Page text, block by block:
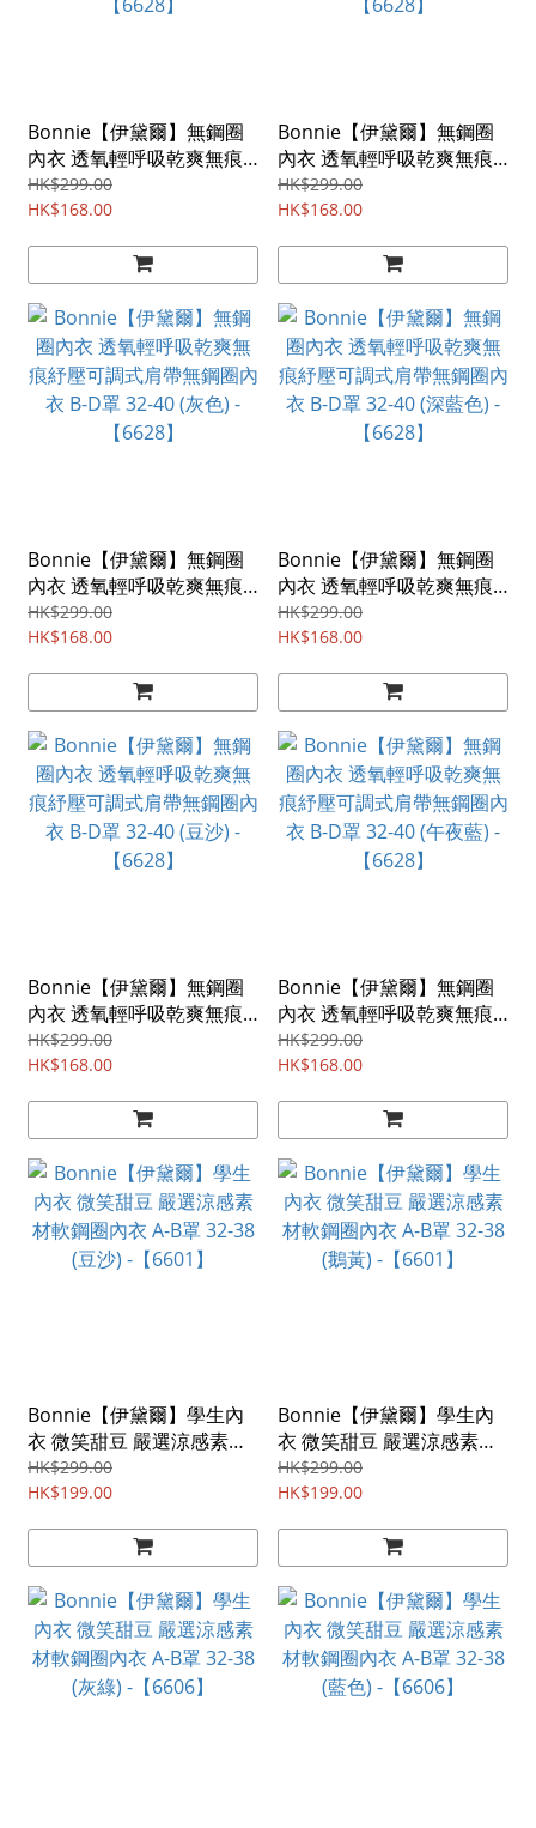
Bonnie【伊黛爾】無鋼圈
內衣 透氧輕呼吸乾爽無痕
紓壓可調式肩帶無鋼圈內衣
B-D罩 32-40 (淺綠色) -
HK$299.00
HK$168.00
Bonnie【伊黛爾】無鋼圈
內衣 透氧輕呼吸乾爽無痕
紓壓可調式肩帶無鋼圈內衣
B-D罩 32-40 (膚色) -
HK$299.00
HK$168.00
Bonnie【伊黛爾】無鋼圈
內衣 透氧輕呼吸乾爽無痕
紓壓可調式肩帶無鋼圈內衣
B-D罩 32-40 (灰色) -
HK$299.00
HK$168.00
Bonnie【伊黛爾】無鋼圈
內衣 透氧輕呼吸乾爽無痕
紓壓可調式肩帶無鋼圈內衣
B-D罩 32-40 (深藍色) -
HK$299.00
HK$168.00
Bonnie【伊黛爾】無鋼圈
內衣 透氧輕呼吸乾爽無痕
紓壓可調式肩帶無鋼圈內衣
B-D罩 32-40 (豆沙) -
HK$299.00
HK$168.00
Bonnie【伊黛爾】無鋼圈
內衣 透氧輕呼吸乾爽無痕
紓壓可調式肩帶無鋼圈內衣
B-D罩 32-40 (午夜藍) -
HK$299.00
HK$168.00
Bonnie【伊黛爾】學生內
衣 微笑甜豆 嚴選涼感素材
軟鋼圈內衣 A-B罩 32-38
(豆沙) -【6601】
HK$299.00
HK$199.00
Bonnie【伊黛爾】學生內
衣 微笑甜豆 嚴選涼感素材
軟鋼圈內衣 A-B罩 32-38
(鵝黃) -【6601】
HK$299.00
HK$199.00